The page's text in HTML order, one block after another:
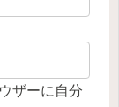
ザーに自分